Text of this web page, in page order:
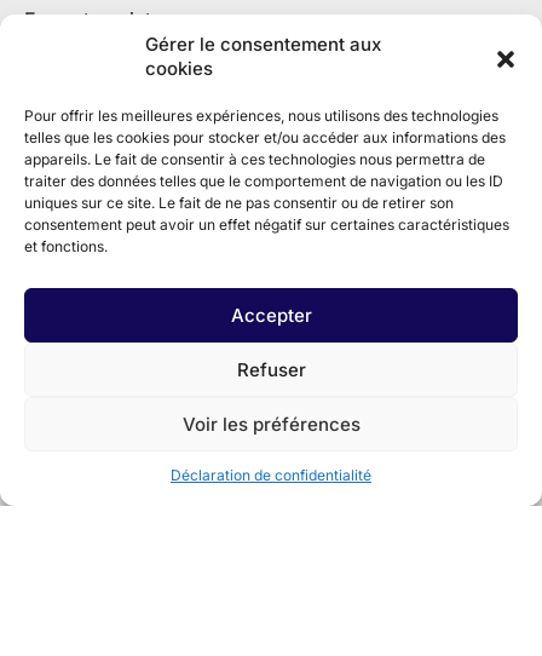
Gérer le consentement aux
cookies
Pour offrir les meilleures expériences, nous utilisons des technologies
telles que les cookies pour stocker et/ou accéder aux informations des
appareils. Le fait de consentir à ces technologies nous permettra de
traiter des données telles que le comportement de navigation ou les ID
uniques sur ce site. Le fait de ne pas consentir ou de retirer son
consentement peut avoir un effet négatif sur certaines caractéristiques
et fonctions.
Accepter
Refuser
Voir les préférences
Déclaration de confidentialité
En partenariat avec